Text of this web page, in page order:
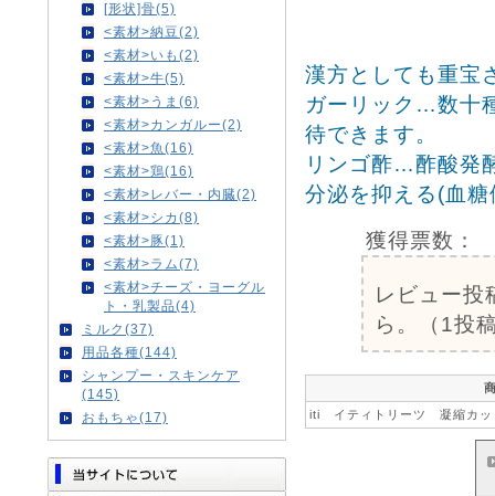
[形状]骨(5)
<素材>納豆(2)
<素材>いも(2)
<素材>牛(5)
<素材>うま(6)
<素材>カンガルー(2)
<素材>魚(16)
<素材>鶏(16)
<素材>レバー・内臓(2)
<素材>シカ(8)
<素材>豚(1)
<素材>ラム(7)
<素材>チーズ・ヨーグル
ト・乳製品(4)
ミルク(37)
用品各種(144)
シャンプー・スキンケア
(145)
おもちゃ(17)
漢方としても重宝
ガーリック…数十
待できます。
リンゴ酢…酢酸発
分泌を抑える(血
獲得票数：
レビュー投
ら。（1投
iti イティトリーツ 凝縮カッ